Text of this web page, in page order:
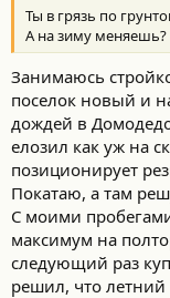
Ты в грязь по
А на зиму меняешь?
Занимаюсь
поселок новый и
дождей в
елозил как уж на
позиционирует
Покатаю, а там
С моими
максимум на
следующий раз
решил, что